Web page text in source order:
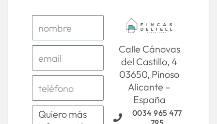
Calle Cánovas
del Castillo, 4
03650, Pinoso
Alicante –
España
0034 965 477